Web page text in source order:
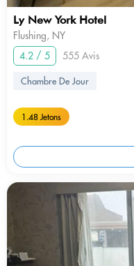
Ly New York Hotel
Flushing, NY
4.2 / 5
555 Avis
Chambre De Jour
1.48 Jetons